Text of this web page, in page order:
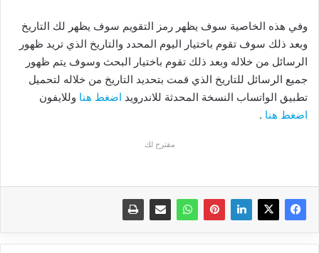
وفي هذه الخاصية سوف يظهر رمز التقويم سوف يظهر لك التاريخ
وبعد ذلك سوف تقوم باختيار اليوم المحدد والتاريخ الذي تريد ظهور
الرسائل من خلاله وبعد ذلك تقوم باختيار البحث وسوف يتم ظهور
جميع الرسائل للتاريخ الذي قمت بتحديد التاريخ من خلاله لتحميل
تطبيق الواتساب النسخة المحدثة للاندرويد اضغط هنا وللايفون
اضغط هنا .
مقترح لك